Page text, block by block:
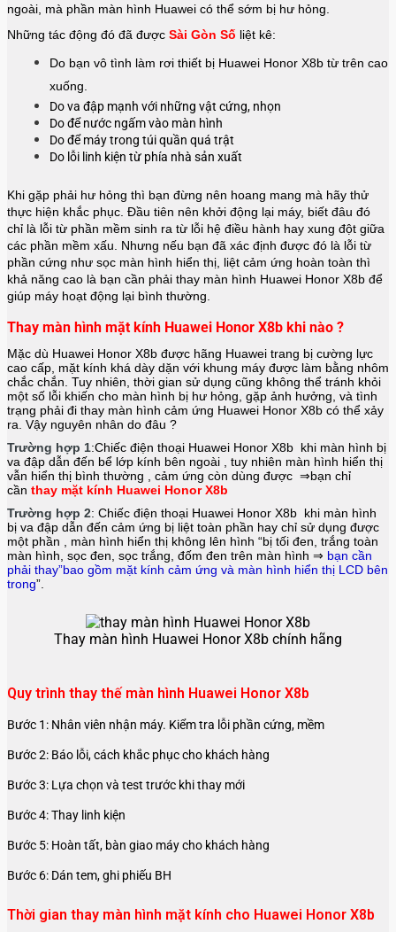
ngoài, mà phần màn hình Huawei có thể sớm bị hư hỏng.
Những tác động đó đã được Sài Gòn Số liệt kê:
Do bạn vô tình làm rơi thiết bị Huawei Honor X8b từ trên cao
xuống.
Do va đập mạnh với những vật cứng, nhọn
Do để nước ngấm vào màn hình
Do để máy trong túi quần quá trật
Do lỗi linh kiện từ phía nhà sản xuất
Khi gặp phải hư hỏng thì bạn đừng nên hoang mang mà hãy thử
thực hiện khắc phục. Đầu tiên nên khởi động lại máy, biết đâu đó
chỉ là lỗi từ phần mềm sinh ra từ lỗi hệ điều hành hay xung đột giữa
các phần mềm xấu. Nhưng nếu bạn đã xác định được đó là lỗi từ
phần cứng như sọc màn hình hiển thị, liệt cảm ứng hoàn toàn thì
khả năng cao là bạn cần phải thay màn hình Huawei Honor X8b để
giúp máy hoạt động lại bình thường.
Thay màn hình mặt kính Huawei Honor X8b khi nào ?
Mặc dù Huawei Honor X8b được hãng Huawei trang bị cường lực
cao cấp, mặt kính khá dày dặn với khung máy được làm bằng nhôm
chắc chắn. Tuy nhiên, thời gian sử dụng cũng không thể tránh khỏi
một số lỗi khiến cho màn hình bị hư hỏng, gặp ảnh hưởng, và tình
trạng phải đi thay màn hình cảm ứng Huawei Honor X8b có thể xảy
ra. Vậy nguyên nhân do đâu ?
Trường hợp 1:Chiếc điện thoại Huawei Honor X8b khi màn hình bị
va đập dẫn đến bể lớp kính bên ngoài , tuy nhiên màn hình hiển thị
vẫn hiển thị bình thường , cảm ứng còn dùng được ⇒bạn chỉ
cần thay mặt kính Huawei Honor X8b
Trường hợp 2: Chiếc điện thoại Huawei Honor X8b khi màn hình
bị va đập dẫn đến cảm ứng bị liệt toàn phần hay chỉ sử dụng được
một phần , màn hình hiển thị không lên hình “bị tối đen, trắng toàn
màn hình, sọc đen, sọc trắng, đốm đen trên màn hình ⇒ bạn cần
phải thay”bao gồm mặt kính cảm ứng và màn hình hiển thị LCD bên
trong”.
Thay màn hình Huawei Honor X8b chính hãng
Quy trình thay thế màn hình Huawei Honor X8b
Bước 1: Nhân viên nhận máy. Kiểm tra lỗi phần cứng, mềm
Bước 2: Báo lỗi, cách khắc phục cho khách hàng
Bước 3: Lựa chọn và test trước khi thay mới
Bước 4: Thay linh kiện
Bước 5: Hoàn tất, bàn giao máy cho khách hàng
Bước 6: Dán tem, ghi phiếu BH
Thời gian thay màn hình mặt kính cho Huawei Honor X8b